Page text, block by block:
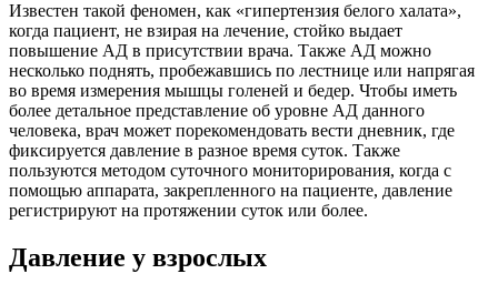
Известен такой феномен, как «гипертензия белого халата»,
когда пациент, не взирая на лечение, стойко выдает
повышение АД в присутствии врача. Также АД можно
несколько поднять, пробежавшись по лестнице или напрягая
во время измерения мышцы голеней и бедер. Чтобы иметь
более детальное представление об уровне АД данного
человека, врач может порекомендовать вести дневник, где
фиксируется давление в разное время суток. Также
пользуются методом суточного мониторирования, когда с
помощью аппарата, закрепленного на пациенте, давление
регистрируют на протяжении суток или более.
Давление у взрослых